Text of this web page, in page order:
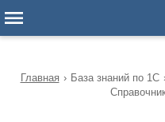
Главная › База знаний по 1С